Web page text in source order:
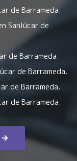
de Barrameda.
Sanlúcar de
de Barrameda.
de Barrameda.
de Barrameda.
de Barrameda.